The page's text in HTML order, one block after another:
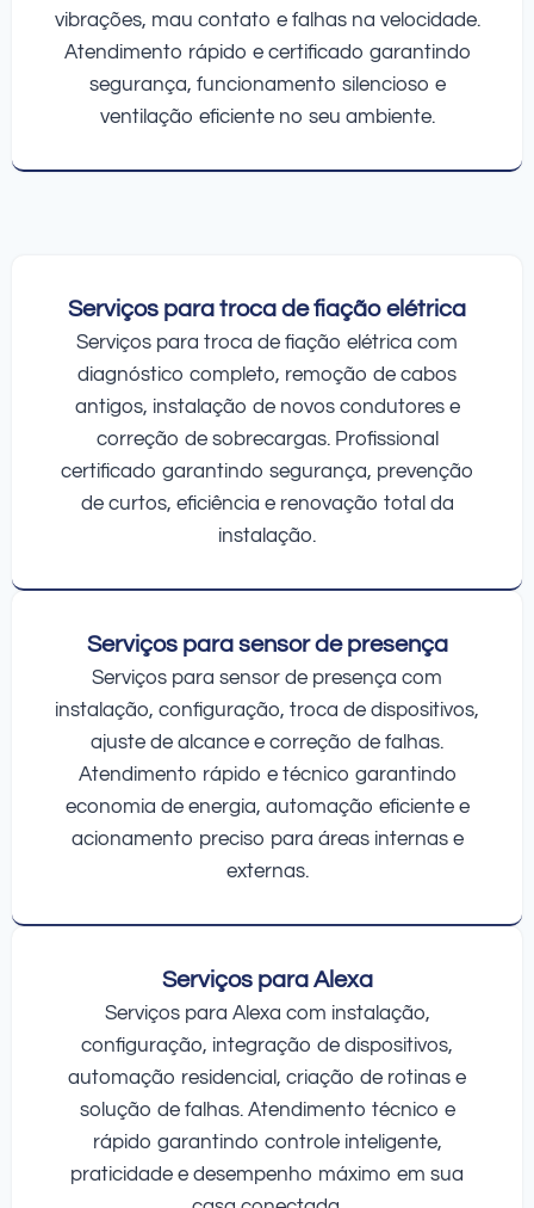
vibrações, mau contato e falhas na velocidade.
Atendimento rápido e certificado garantindo
segurança, funcionamento silencioso e
ventilação eficiente no seu ambiente.
Serviços para troca de fiação elétrica
Serviços para troca de fiação elétrica com
diagnóstico completo, remoção de cabos
antigos, instalação de novos condutores e
correção de sobrecargas. Profissional
certificado garantindo segurança, prevenção
de curtos, eficiência e renovação total da
instalação.
Serviços para sensor de presença
Serviços para sensor de presença com
instalação, configuração, troca de dispositivos,
ajuste de alcance e correção de falhas.
Atendimento rápido e técnico garantindo
economia de energia, automação eficiente e
acionamento preciso para áreas internas e
externas.
Serviços para Alexa
Serviços para Alexa com instalação,
configuração, integração de dispositivos,
automação residencial, criação de rotinas e
solução de falhas. Atendimento técnico e
rápido garantindo controle inteligente,
praticidade e desempenho máximo em sua